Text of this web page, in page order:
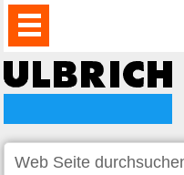
PRODUKTE
AKTUELLES
DOWNLOAD
VIDEO
PARTNER
UNTERNEHMEN
KONTAKTE